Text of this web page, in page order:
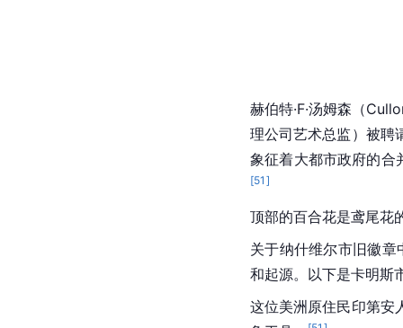
赫伯特·F·汤姆森（
理公司艺术总监）被聘
象征着大都市政府的合
[51 ]
顶部的百合花是鸢尾花
关于纳什维尔市旧徽章
和起源。以下是卡明斯
这位美洲原住民印第安